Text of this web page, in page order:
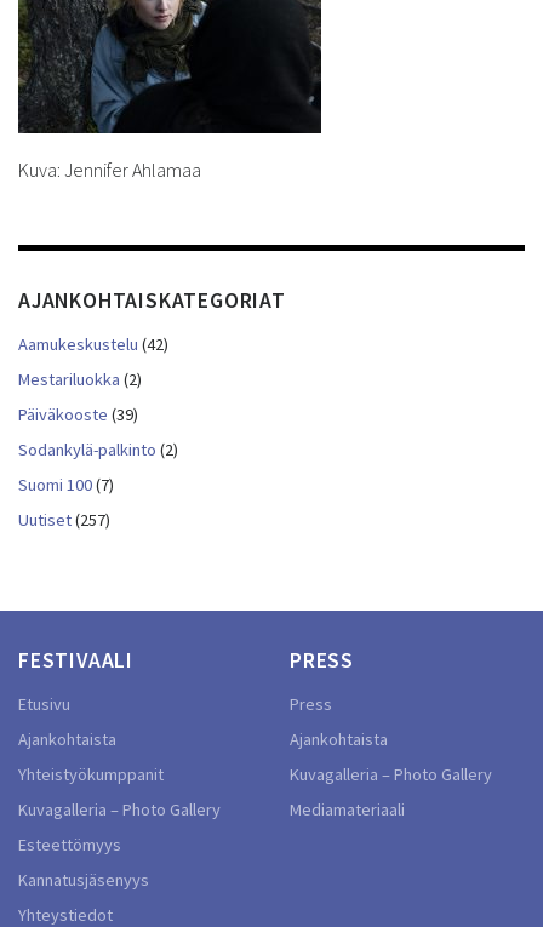
Kuva: Jennifer Ahlamaa
AJANKOHTAISKATEGORIAT
Aamukeskustelu (42)
Mestariluokka (2)
Päiväkooste (39)
Sodankylä-palkinto (2)
Suomi 100(7)
Uutiset(257)
FESTIVAALI
Etusivu
Ajankohtaista
Yhteistyökumppanit
Kuvagalleria – Photo Gallery
Esteettömyys
Kannatusjäsenyys
Yhteystiedot
PRESS
Press
Ajankohtaista
Kuvagalleria – Photo Gallery
Mediamateriaali